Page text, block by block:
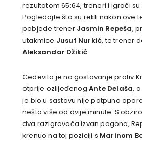
rezultatom 65:64, treneri i igrači su
Pogledajte što su rekli nakon ove
pobjede trener Jasmin Repeša,
utakmice Jusuf Nurkić, te trener
Aleksandar Džikić.
Cedevita je na gostovanje protiv
otprije ozlijeđenog Ante Delaša, a
je bio u sastavu nije potpuno
nešto više od dvije minute. S
dva razigravača izvan pogona,
krenuo na toj poziciji s Marinom